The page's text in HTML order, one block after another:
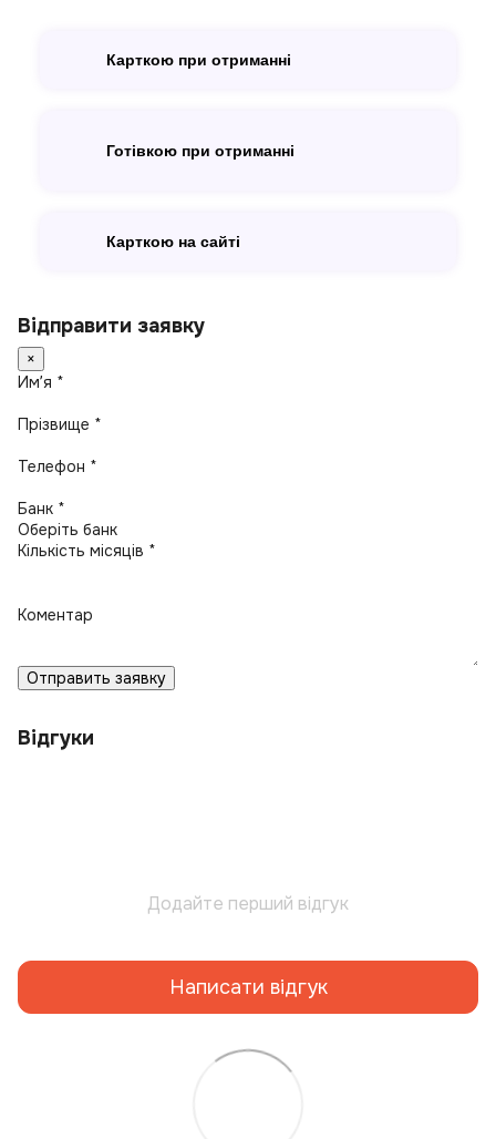
Карткою при отриманні
Готівкою при отриманні
Карткою на сайті
Відправити заявку
×
Имʼя *
Прізвище *
Телефон *
Банк *
Кількість місяців *
Коментар
Отправить заявку
Відгуки
Додайте перший відгук
Написати відгук